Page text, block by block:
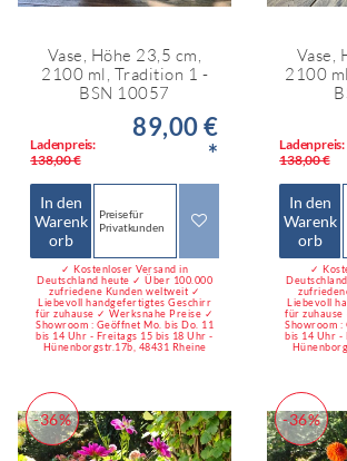
Vase, Höhe 23,5 cm,
2100 ml, Tradition 1 -
BSN 10057
Ladenpreis:
138,00 €
89,00 €
*
In den
Warenk
orb
Preise für
Privatkunden
✓ Kostenloser Versand in
Deutschland heute ✓ Über 100.000
zufriedene Kunden weltweit ✓
Liebevoll handgefertigtes Geschirr
für zuhause ✓ Werksnahe Preise ✓
Showroom : Geöffnet Mo. bis Do. 11
bis 14 Uhr - Freitags 15 bis 18 Uhr -
Hünenborgstr.17b, 48431 Rheine
Vase,
2100
Ladenpreis:
138,00 €
In den
Warenk
orb
✓
Liebevoll
für
Showroom :
bis 14 Uhr -
-36% -36%